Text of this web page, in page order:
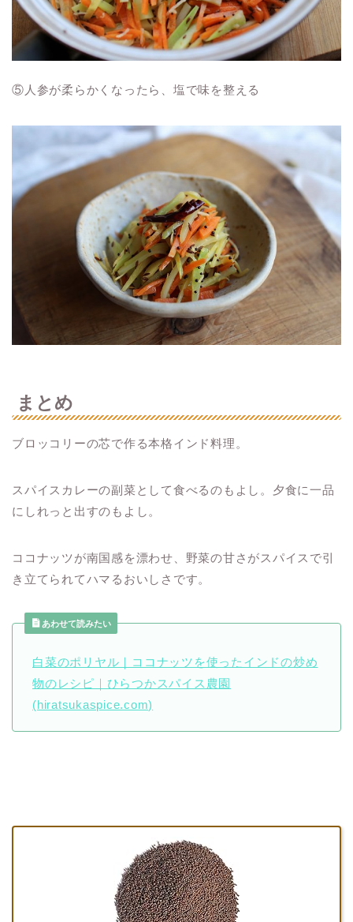
⑤人参が柔らかくなったら、塩で味を整える
まとめ
ブロッコリーの芯で作る本格インド料理。
スパイスカレーの副菜として食べるのもよし。夕食に一品
にしれっと出すのもよし。
ココナッツが南国感を漂わせ、野菜の甘さがスパイスで引
き立てられてハマるおいしさです。
あわせて読みたい
白菜のポリヤル｜ココナッツを使ったインドの炒め
物のレシピ｜ひらつかスパイス農園
(hiratsukaspice.com)